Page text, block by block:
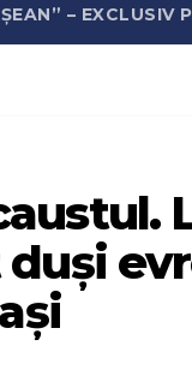
– EXCLUSIV
duși